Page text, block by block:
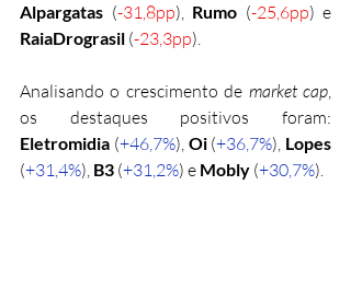
Alpargatas (-31,8pp), Rumo (-25,6pp
RaiaDrograsil (-23,3pp).
Analisando o crescimento de market cap,
Eletromidia (+46,7%), Oi (+36,7%),
(+31,4%), B3 (+31,2%) e Mobly (+30,7%).